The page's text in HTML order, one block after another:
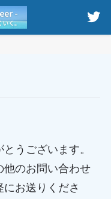
うございます。
他のお問い合わせ
お送りくださ